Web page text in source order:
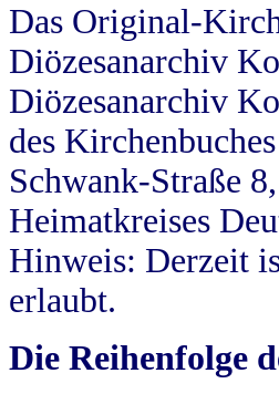
Das Original-
Diözesanarchiv
Diözesanarchiv
des
Schwank-Straße
Heimatkreises
Hinweis: Derzeit
erlaubt.
Die Reihenfolge